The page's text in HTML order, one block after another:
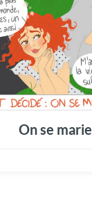
On se marie